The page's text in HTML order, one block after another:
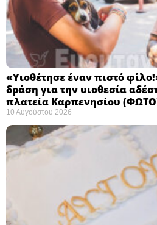
«Υιοθέτησε έναν πιστό
δράση για την υιοθεσία
πλατεία Καρπενησίου
10 Αυγούστου 2026